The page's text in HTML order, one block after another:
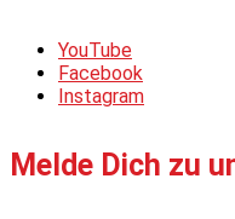
YouTube
Facebook
Instagram
Melde Dich zu